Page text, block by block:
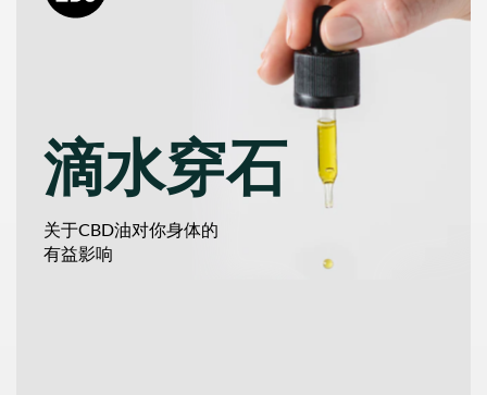
滴水穿石
关于CBD油对你身体的
有益影响